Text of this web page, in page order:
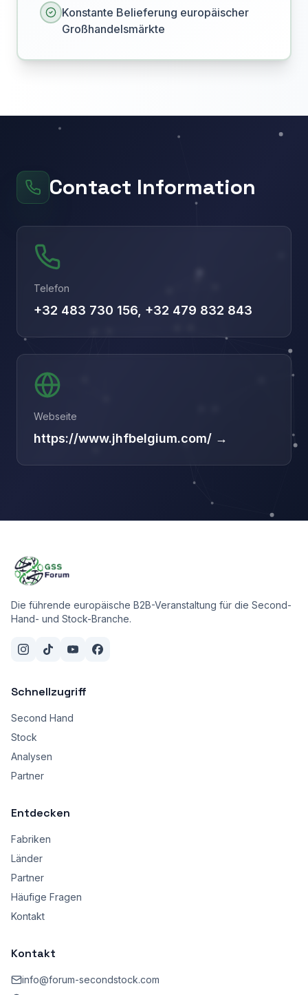
Konstante Belieferung europäischer
Großhandelsmärkte
Contact Information
Telefon
+32 483 730 156, +32 479 832 843
Webseite
https://www.jhfbelgium.com/ →
Die führende europäische B2B-Veranstaltung für die Second-
Hand- und Stock-Branche.
Schnellzugriff
Second Hand
Stock
Analysen
Partner
Entdecken
Fabriken
Länder
Partner
Häufige Fragen
Kontakt
Kontakt
info@forum-secondstock.com